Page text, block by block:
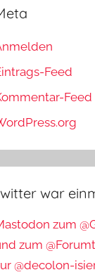
Feed
Feed
war
zum
zum
@decolon-